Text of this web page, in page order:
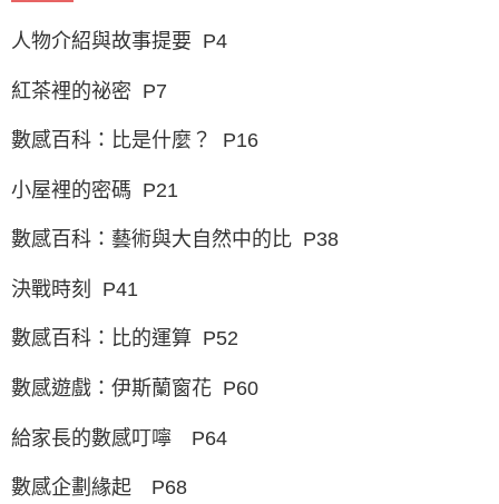
人物介紹與故事提要 P4
紅茶裡的祕密 P7
數感百科：比是什麼？ P16
小屋裡的密碼 P21
數感百科：藝術與大自然中的比 P38
決戰時刻 P41
數感百科：比的運算 P52
數感遊戲：伊斯蘭窗花 P60
給家長的數感叮嚀 P64
數感企劃緣起 P68